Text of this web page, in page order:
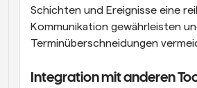
Schichten und Ereignisse eine
Kommunikation gewährleisten
Terminüberschneidungen
Integration mit anderen